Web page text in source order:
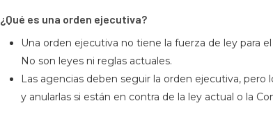
¿Qué es una orden ejecutiva?
Una orden ejecutiva no tiene la fuerza de ley para
No son leyes ni reglas actuales.
Las agencias deben seguir la orden ejecutiva,
y anularlas si están en contra de la ley actual o la